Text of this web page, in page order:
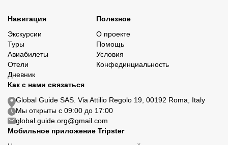
Навигация
Экскурсии
Туры
Авиабилеты
Отели
Дневник
Полезное
О проекте
Помощь
Условия
Конфединциальность
Как с нами связаться
Global Guide SAS. Via Attilio Regolo 19, 00192 Roma, Italy
Мы открыты с 09:00 до 17:00
global.guide.org@gmail.com
Мобильное приложение Tripster